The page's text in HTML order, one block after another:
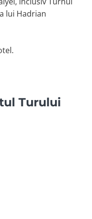
lui Hadrian
Turului